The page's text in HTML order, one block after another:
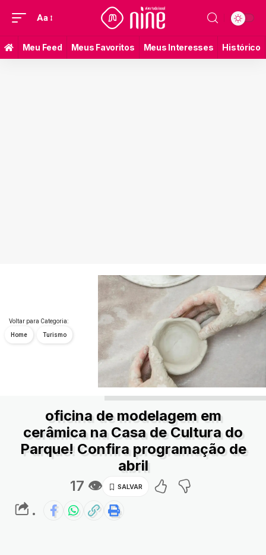
Aa
Meu Feed Meus Favoritos Meus Interesses Histórico
Voltar para Categoria:
Home Turismo
oficina de modelagem em
cerâmica na Casa de Cultura do
Parque! Confira programação de
abril
17 👁
.